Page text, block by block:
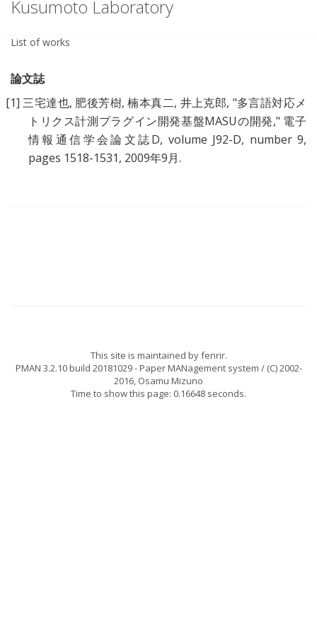
Kusumoto Laboratory
List of works
論文誌
[1] 三宅達也, 肥後芳樹, 楠本真二, 井上克郎, "多言語対応メ
トリクス計測プラグイン開発基盤MASUの開発," 電子
情報通信学会論文誌D, volume J92-D, number 9,
pages 1518-1531, 2009年9月.
This site is maintained byfenrir.
PMAN 3.2.10 build 20181029- Paper MANagement system / (C) 2002-
2016, Osamu Mizuno
Time to show this page: 0.16648 seconds.